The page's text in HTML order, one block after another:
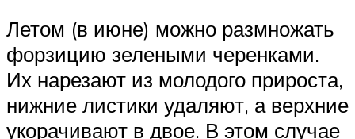
Летом (в июне) можно размножать
форзицию зелеными черенками.
Их нарезают из молодого прироста,
нижние листики удаляют, а верхние
укорачивают в двое. В этом случае